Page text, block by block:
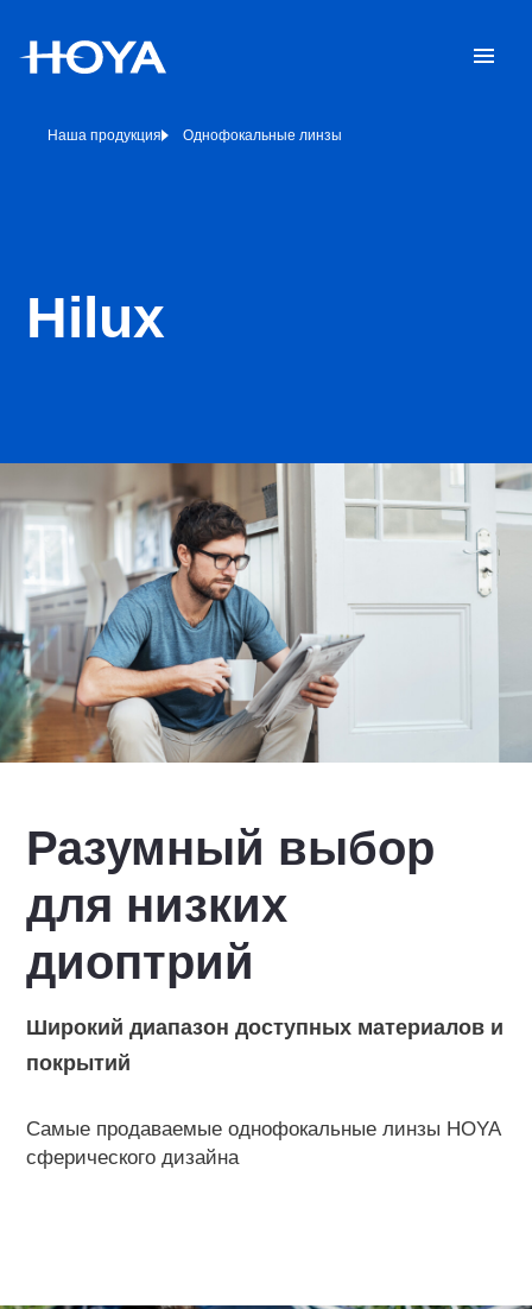
Наша продукция Однофокальные линзы
Hilux
Разумный выбор
для низких
диоптрий
Широкий диапазон доступных материалов и
покрытий
Самые продаваемые однофокальные линзы HOYA
сферического дизайна